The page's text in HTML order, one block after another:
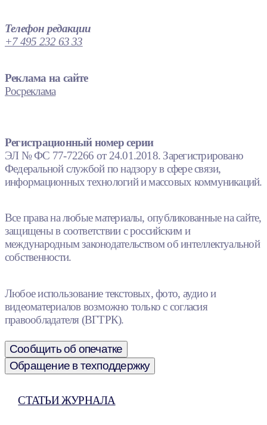
Телефон редакции
+7 495 232 63 33
Реклама на сайте
Росреклама
Регистрационный номер серии
ЭЛ № ФС 77-72266 от 24.01.2018. Зарегистрировано
Федеральной службой по надзору в сфере связи,
информационных технологий и массовых коммуникаций.
Все права на любые материалы, опубликованные на сайте,
защищены в соответствии с российским и
международным законодательством об интеллектуальной
собственности.
Любое использование текстовых, фото, аудио и
видеоматериалов возможно только с согласия
правообладателя (ВГТРК).
Сообщить об опечатке
Обращение в техподдержку
СТАТЬИ ЖУРНАЛА